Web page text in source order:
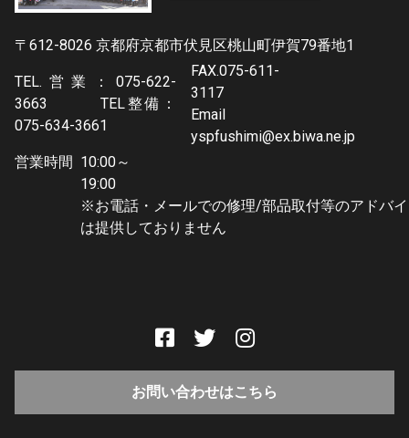
〒612-8026 京都府京都市伏見区桃山町伊賀79番地1
TEL.営業：075-622-
3663 TEL整備：
075-634-3661
FAX.075-611-
3117
Email
yspfushimi@ex.biwa.ne.jp
営業時間 10:00～
※お電話・メールでの修理/部品取付等のアドバ
は提供しておりません
お問い合わせはこちら